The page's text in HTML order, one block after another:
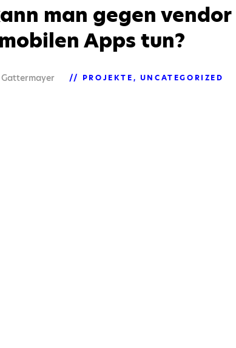
man gegen
Apps tun?
Gattermayer PROJEKTE UNCATEGORIZED